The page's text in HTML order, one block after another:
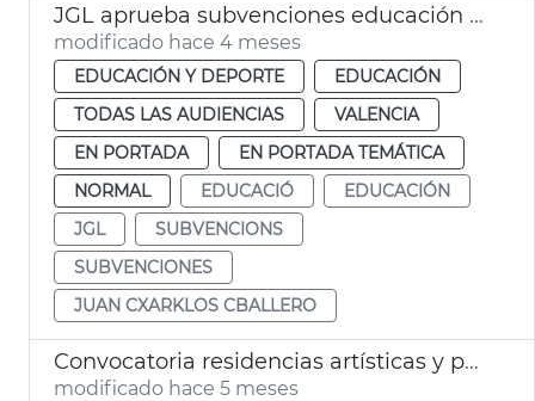
JGL aprueba subvenciones educación infantil València
modificado hace 4 meses
EDUCACIÓN Y DEPORTE
EDUCACIÓN
TODAS LAS AUDIENCIAS
VALENCIA
EN PORTADA
EN PORTADA TEMÁTICA
NORMAL
EDUCACIÓ
EDUCACIÓN
JGL
SUBVENCIONS
SUBVENCIONES
JUAN CXARKLOS CBALLERO
Convocatoria residencias artísticas y premio José Iturbi Educación València
modificado hace 5 meses